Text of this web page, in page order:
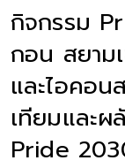
กิจกรรม
กอน สยาม
และไอคอ
เทียมและ
Pride